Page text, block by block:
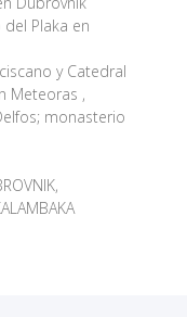
del Plaka en
y Catedral
Meteoras ,
monasterio